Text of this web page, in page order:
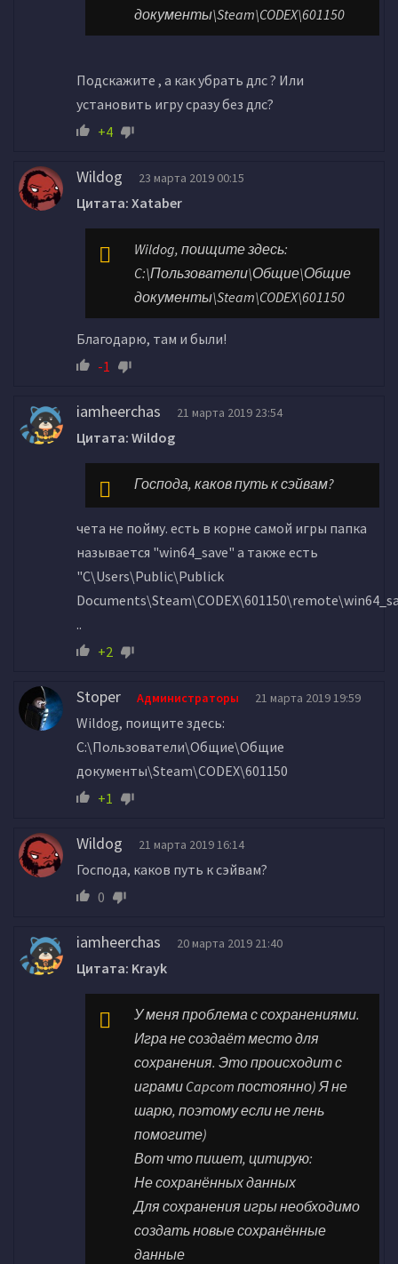
документы\Steam\CODEX\601150
Подскажите , а как убрать длс ? Или
установить игру сразу без длс?
+4
Wildog 23 марта 2019 00:15
Цитата: Xataber
Wildog, поищите здесь:
C:\Пользователи\Общие\Общие
документы\Steam\CODEX\601150
Благодарю, там и были!
-1
iamheerchas 21 марта 2019 23:54
Цитата: Wildog
Господа, каков путь к сэйвам?
чета не пойму. есть в корне самой игры папка
называется "win64_save" а также есть
"C\Users\Public\Publick
..
+2
Stoper Администраторы 21 марта 2019 19:59
Wildog, поищите здесь:
C:\Пользователи\Общие\Общие
документы\Steam\CODEX\601150
+1
Wildog 21 марта 2019 16:14
Господа, каков путь к сэйвам?
0
iamheerchas 20 марта 2019 21:40
Цитата: Krayk
У меня проблема с сохранениями.
Игра не создаёт место для
сохранения. Это происходит с
играми Capcom постоянно) Я не
шарю, поэтому если не лень
помогите)
Вот что пишет, цитирую:
Не сохранённых данных
Для сохранения игры необходимо
создать новые сохранённые
данные